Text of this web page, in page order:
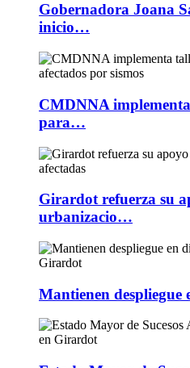
Gobernadora Joana
inicio…
CMDNNA
para…
Girardot refuerza su
urbanizacio…
Mantienen despliegue